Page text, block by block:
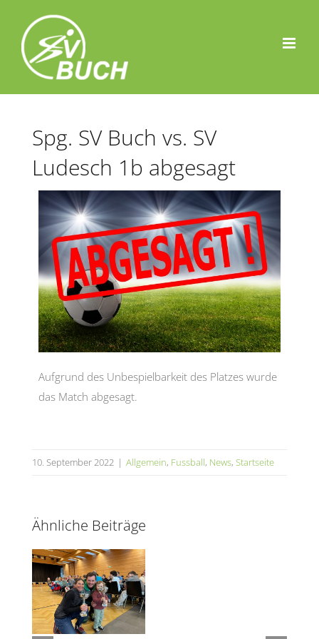
Inhalt
springen
Spg. SV Buch vs. SV
Ludesch 1b abgesagt
Aufgrund des Unbespielbarkeit des Platzes wurde
das Match abgesagt.
10. September 2022 | Allgemein, Fussball, News, Startseite
Ähnliche Beiträge